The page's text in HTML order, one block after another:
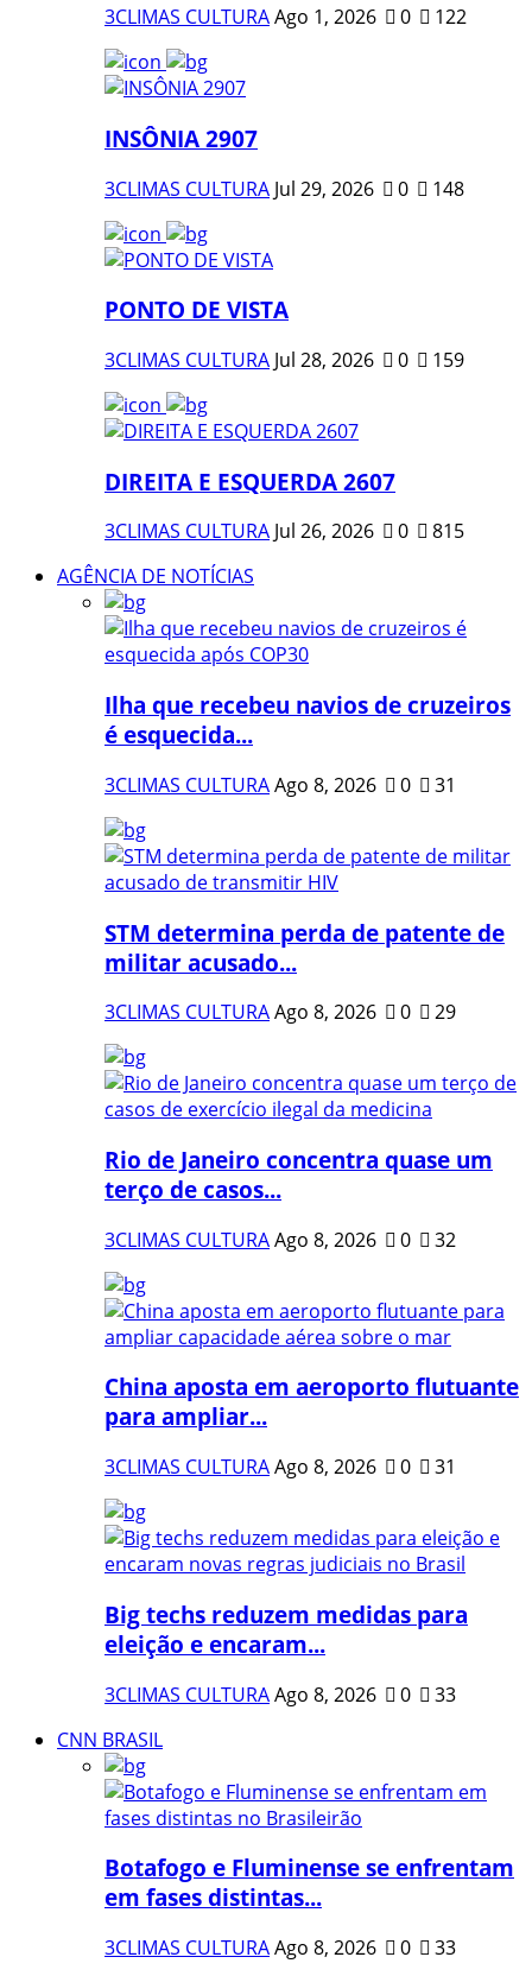
3CLIMAS CULTURAAgo 1, 2026 0 122
INSÔNIA 2907
3CLIMAS CULTURA Jul 29, 2026 0 148
PONTO DE VISTA
3CLIMAS CULTURA Jul 28, 2026 0 159
DIREITA E ESQUERDA 2607
3CLIMAS CULTURA Jul 26, 2026 0
815
AGÊNCIA DE NOTÍCIAS
Ilha que recebeu navios de cruzeiros
é esquecida...
3CLIMAS CULTURAAgo 8, 2026 0 31
STM determina perda de patente de
militar acusado...
3CLIMAS CULTURAAgo 8, 2026 0 29
Rio de Janeiro concentra quase um
terço de casos...
3CLIMAS CULTURAAgo 8, 2026 0 32
China aposta em aeroporto flutuante
para ampliar...
3CLIMAS CULTURAAgo 8, 2026 0 31
Big techs reduzem medidas para
eleição e encaram...
3CLIMAS CULTURAAgo 8, 2026 0
33
CNN BRASIL
Botafogo e Fluminense se enfrentam
em fases distintas...
3CLIMAS CULTURAAgo 8, 2026 0 33